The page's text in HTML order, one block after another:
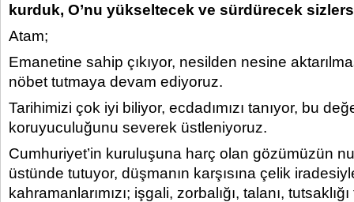
kurduk, O’nu yükseltecek ve sürdürecek
Atam;
Emanetine sahip çıkıyor, nesilden nesine
nöbet tutmaya devam ediyoruz.
Tarihimizi çok iyi biliyor, ecdadımızı tanıyor, bu
koruyuculuğunu severek üstleniyoruz.
Cumhuriyet’in kuruluşuna harç olan gözümüzün
üstünde tutuyor, düşmanın karşısına çelik
kahramanlarımızı; işgali, zorbalığı, talanı,